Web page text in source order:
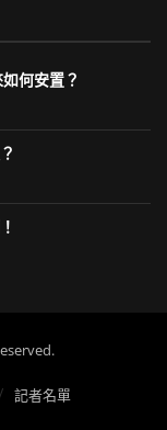
何安置？
記者名單